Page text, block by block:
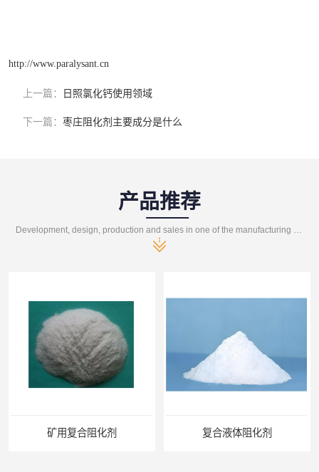
http://www.paralysant.cn
上一篇： 日照氯化钙使用领域
下一篇： 枣庄阻化剂主要成分是什么
产品推荐
Development, design, production and sales in one of the manufacturing enterprises
矿用复合阻化剂 复合液体阻化剂